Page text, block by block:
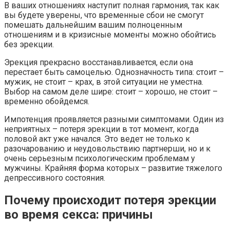
В ваших отношениях наступит полная гармония, так как
вы будете уверены, что временные сбои не смогут
помешать дальнейшим вашим полноценным
отношениям и в кризисные моменты можно обойтись
без эрекции.
Эрекция прекрасно восстанавливается, если она
перестает быть самоцелью. Однозначность типа: стоит –
мужик, не стоит – крах, в этой ситуации не уместна.
Выбор на самом деле шире: стоит – хорошо, не стоит –
временно обойдемся.
Импотенция проявляется разными симптомами. Один из
неприятных – потеря эрекции в тот момент, когда
половой акт уже начался. Это ведет не только к
разочарованию и неудовольствию партнерши, но и к
очень серьезным психологическим проблемам у
мужчины. Крайняя форма которых – развитие тяжелого
депрессивного состояния.
Почему происходит потеря эрекции
во время секса: причины